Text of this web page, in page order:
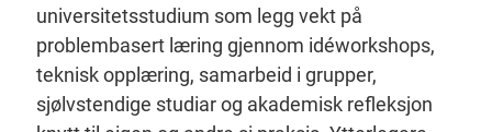
universitetsstudium som legg vekt på
problembasert læring gjennom idéworkshops,
teknisk opplæring, samarbeid i grupper,
sjølvstendige studiar og akademisk refleksjon